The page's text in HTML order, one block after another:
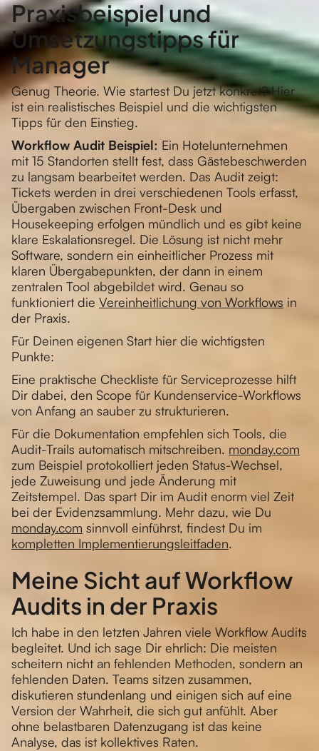
Praxisbeispiel und
Umsetzungstipps für
Manager
Genug Theorie. Wie startest Du jetzt konkret? Hier
ist ein realistisches Beispiel und die wichtigsten
Tipps für den Einstieg.
Workflow Audit Beispiel: Ein Hotelunternehmen
mit 15 Standorten stellt fest, dass Gästebeschwerden
zu langsam bearbeitet werden. Das Audit zeigt:
Tickets werden in drei verschiedenen Tools erfasst,
Übergaben zwischen Front-Desk und
Housekeeping erfolgen mündlich und es gibt keine
klare Eskalationsregel. Die Lösung ist nicht mehr
Software, sondern ein einheitlicher Prozess mit
klaren Übergabepunkten, der dann in einem
zentralen Tool abgebildet wird. Genau so
funktioniert die Vereinheitlichung von Workflows in
der Praxis.
Für Deinen eigenen Start hier die wichtigsten
Punkte:
Eine praktische Checkliste für Serviceprozesse hilft
Dir dabei, den Scope für Kundenservice-Workflows
von Anfang an sauber zu strukturieren.
Für die Dokumentation empfehlen sich Tools, die
Audit-Trails automatisch mitschreiben. monday.com
zum Beispiel protokolliert jeden Status-Wechsel,
jede Zuweisung und jede Änderung mit
Zeitstempel. Das spart Dir im Audit enorm viel Zeit
bei der Evidenzsammlung. Mehr dazu, wie Du
monday.com sinnvoll einführst, findest Du im
kompletten Implementierungsleitfaden.
Meine Sicht auf Workflow
Audits in der Praxis
Ich habe in den letzten Jahren viele Workflow Audits
begleitet. Und ich sage Dir ehrlich: Die meisten
scheitern nicht an fehlenden Methoden, sondern an
fehlenden Daten. Teams sitzen zusammen,
diskutieren stundenlang und einigen sich auf eine
Version der Wahrheit, die sich gut anfühlt. Aber
ohne belastbaren Datenzugang ist das keine
Analyse, das ist kollektives Raten.